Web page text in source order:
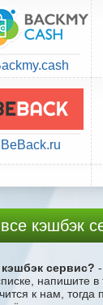
BeBack.ru
кэшбэк
сервис?
напишите
к нам, тогда